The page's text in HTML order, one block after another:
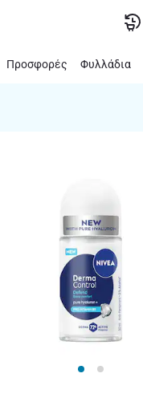
Προσφορές Φυλλάδια